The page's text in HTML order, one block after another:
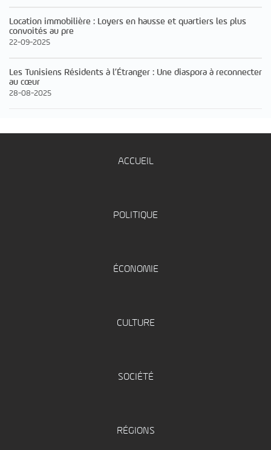
Location immobilière : Loyers en hausse et quartiers les plus
convoités au pre
22-09-2025
Les Tunisiens Résidents à l’Étranger : Une diaspora à reconnecter
au cœur
28-08-2025
ACCUEIL
POLITIQUE
ÉCONOMIE
CULTURE
SOCIÉTÉ
RÉGIONS